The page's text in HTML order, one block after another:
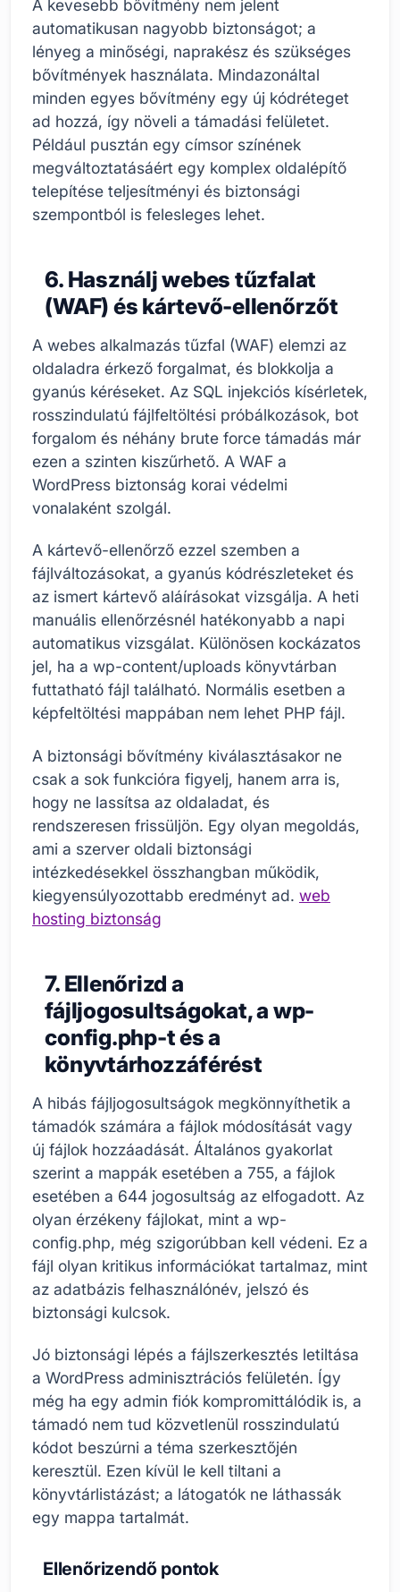
A kevesebb bővítmény nem jelent
automatikusan nagyobb biztonságot; a
lényeg a minőségi, naprakész és szükséges
bővítmények használata. Mindazonáltal
minden egyes bővítmény egy új kódréteget
ad hozzá, így növeli a támadási felületet.
Például pusztán egy címsor színének
megváltoztatásáért egy komplex oldalépítő
telepítése teljesítményi és biztonsági
szempontból is felesleges lehet.
6. Használj webes tűzfalat
(WAF) és kártevő-ellenőrzőt
A webes alkalmazás tűzfal (WAF) elemzi az
oldaladra érkező forgalmat, és blokkolja a
gyanús kéréseket. Az SQL injekciós kísérletek,
rosszindulatú fájlfeltöltési próbálkozások, bot
forgalom és néhány brute force támadás már
ezen a szinten kiszűrhető. A WAF a
WordPress biztonság korai védelmi
vonalaként szolgál.
A kártevő-ellenőrző ezzel szemben a
fájlváltozásokat, a gyanús kódrészleteket és
az ismert kártevő aláírásokat vizsgálja. A heti
manuális ellenőrzésnél hatékonyabb a napi
automatikus vizsgálat. Különösen kockázatos
jel, ha a wp-content/uploads könyvtárban
futtatható fájl található. Normális esetben a
képfeltöltési mappában nem lehet PHP fájl.
A biztonsági bővítmény kiválasztásakor ne
csak a sok funkcióra figyelj, hanem arra is,
hogy ne lassítsa az oldaladat, és
rendszeresen frissüljön. Egy olyan megoldás,
ami a szerver oldali biztonsági
intézkedésekkel összhangban működik,
kiegyensúlyozottabb eredményt ad. web
hosting biztonság
7. Ellenőrizd a
fájljogosultságokat, a wp-
config.php-t és a
könyvtárhozzáférést
A hibás fájljogosultságok megkönnyíthetik a
támadók számára a fájlok módosítását vagy
új fájlok hozzáadását. Általános gyakorlat
szerint a mappák esetében a 755, a fájlok
esetében a 644 jogosultság az elfogadott. Az
olyan érzékeny fájlokat, mint a wp-
config.php, még szigorúbban kell védeni. Ez a
fájl olyan kritikus információkat tartalmaz, mint
az adatbázis felhasználónév, jelszó és
biztonsági kulcsok.
Jó biztonsági lépés a fájlszerkesztés letiltása
a WordPress adminisztrációs felületén. Így
még ha egy admin fiók kompromittálódik is, a
támadó nem tud közvetlenül rosszindulatú
kódot beszúrni a téma szerkesztőjén
keresztül. Ezen kívül le kell tiltani a
könyvtárlistázást; a látogatók ne láthassák
egy mappa tartalmát.
Ellenőrizendő pontok